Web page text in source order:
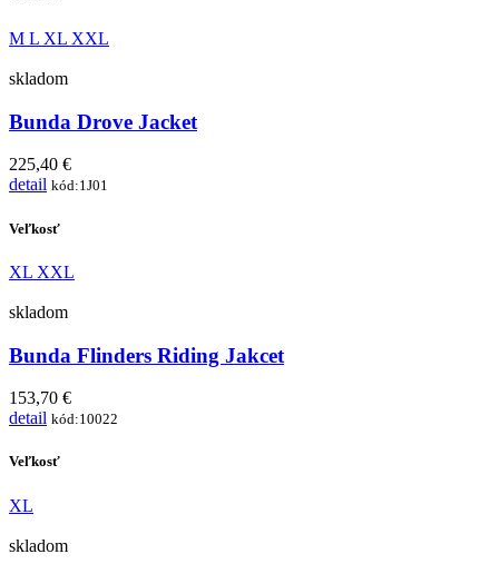
M L XL XXL
skladom
Bunda Drove Jacket
225,40 €
detail kód:1J01
Veľkosť
XL XXL
skladom
Bunda Flinders Riding Jakcet
153,70 €
detail kód:10022
Veľkosť
XL
skladom